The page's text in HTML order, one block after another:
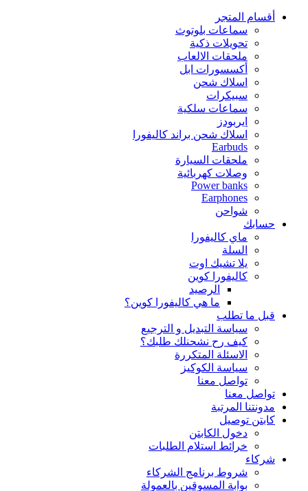
أقسام المتجر
سماعات بلوتوث
تحويلات ذكية
ملحقات الالعاب
أكسسورات ابل
اسلاك شحن
سبيكرات
سماعات سلكية
ايربودز
اسلاك شحن براند كاليفورا
Earbuds
ملحقات السيارة
وصلات كهربائية
Power banks
Earphones
شواحن
حسابك
ماي كاليفورا
السلة
يلا تشيك اوت
كاليفورا كوين
الرصيد
ما هي كاليفورا كوين؟
قبل ما تطلب
سياسة التبديل و الترجيع
كيف رح نشحنلك طلبك؟
الاسئلة المتكررة
سياسة الكوكيز
تواصل معنا
تواصل معنا
مدونتنا المرتبة
كابتن توصيل
دخول الكابتن
خرائط استلام الطلبات
شركاء
شروط برنامج الشركاء
بوابة المسوقين بالعمولة